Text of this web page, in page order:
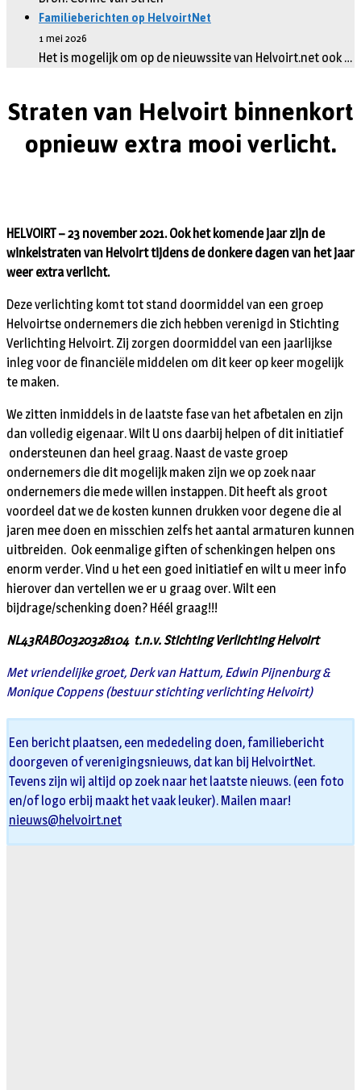
Familieberichten op HelvoirtNet
1 mei 2026
Het is mogelijk om op de nieuwssite van Helvoirt.net ook …
Straten van Helvoirt binnenkort
opnieuw extra mooi verlicht.
HELVOIRT – 23 november 2021. Ook het komende jaar zijn de
winkelstraten van Helvoirt tijdens de donkere dagen van het jaar
weer extra verlicht.
Deze verlichting komt tot stand doormiddel van een groep
Helvoirtse ondernemers die zich hebben verenigd in Stichting
Verlichting Helvoirt. Zij zorgen doormiddel van een jaarlijkse
inleg voor de financiële middelen om dit keer op keer mogelijk
te maken.
We zitten inmiddels in de laatste fase van het afbetalen en zijn
dan volledig eigenaar. Wilt U ons daarbij helpen of dit initiatief
ondersteunen dan heel graag. Naast de vaste groep
ondernemers die dit mogelijk maken zijn we op zoek naar
ondernemers die mede willen instappen. Dit heeft als groot
voordeel dat we de kosten kunnen drukken voor degene die al
jaren mee doen en misschien zelfs het aantal armaturen kunnen
uitbreiden. Ook eenmalige giften of schenkingen helpen ons
enorm verder. Vind u het een goed initiatief en wilt u meer info
hierover dan vertellen we er u graag over. Wilt een
bijdrage/schenking doen? Héél graag!!!
NL43RABO0320328104 t.n.v. Stichting Verlichting Helvoirt
Met vriendelijke groet, Derk van Hattum, Edwin Pijnenburg &
Monique Coppens (bestuur stichting verlichting Helvoirt)
Een bericht plaatsen, een mededeling doen, familiebericht
doorgeven of verenigingsnieuws, dat kan bij HelvoirtNet.
Tevens zijn wij altijd op zoek naar het laatste nieuws. (een foto
en/of logo erbij maakt het vaak leuker). Mailen maar!
nieuws@helvoirt.net